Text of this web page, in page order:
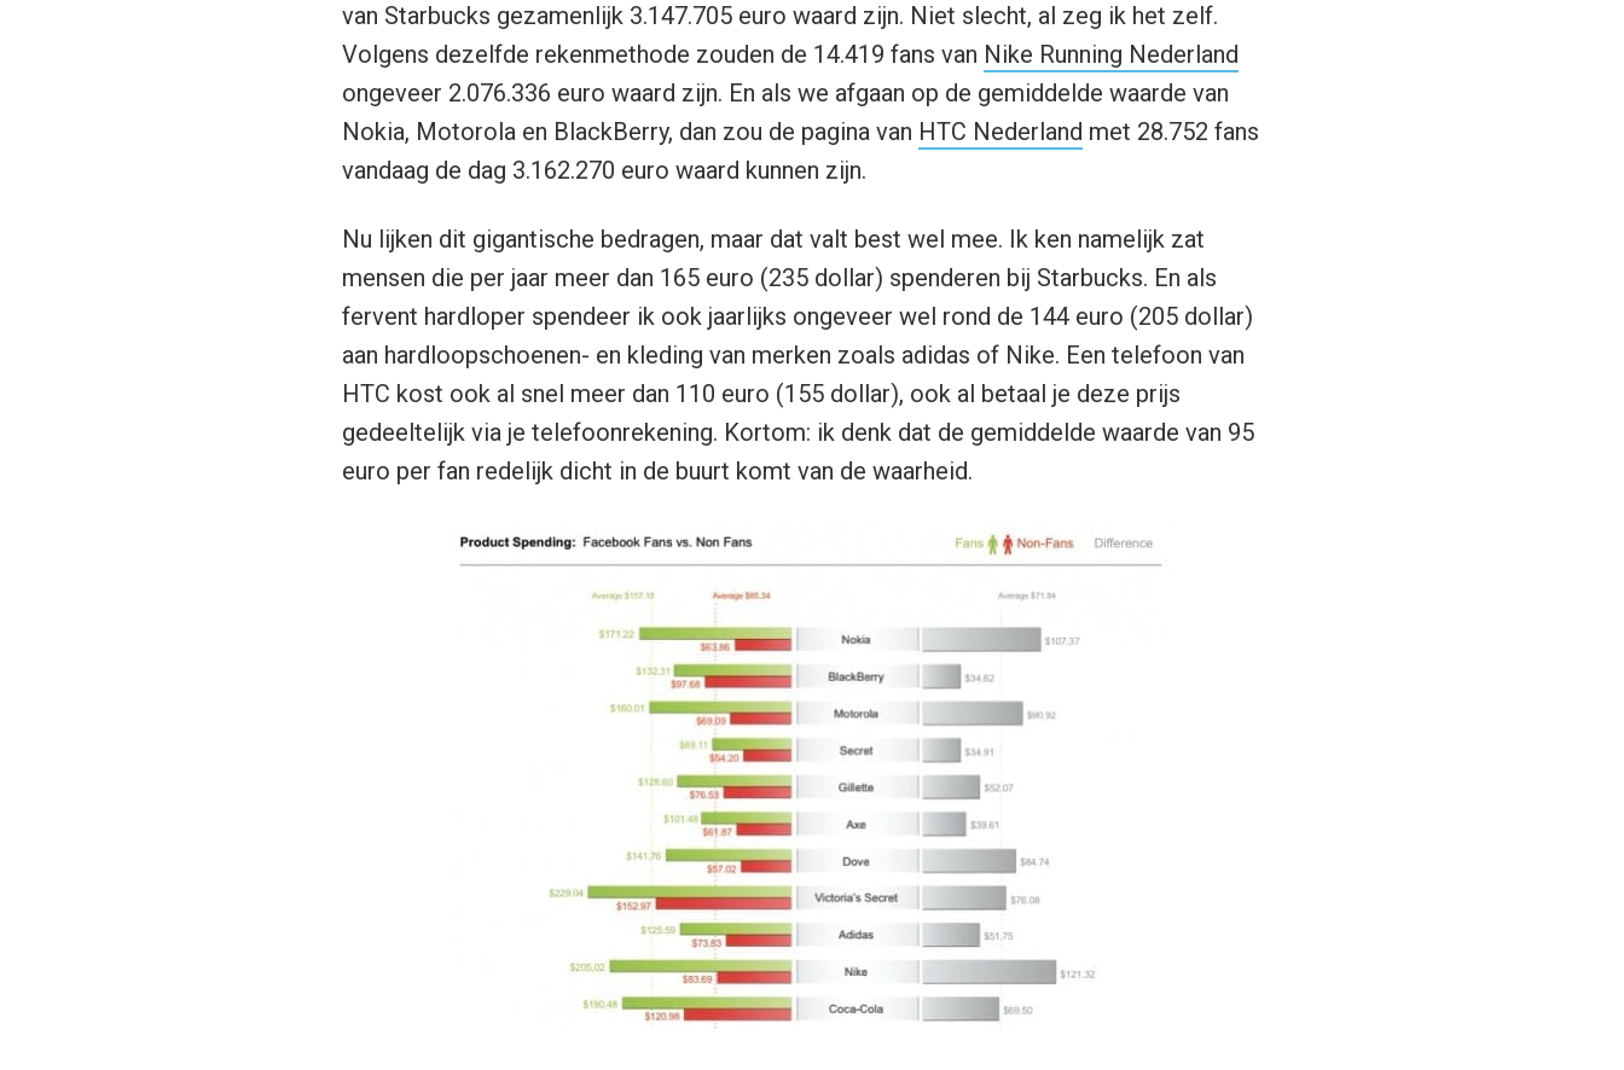
van Starbucks gezamenlijk 3.147.705 euro waard zijn. Niet slecht, al zeg ik het zelf.
Volgens dezelfde rekenmethode zouden de 14.419 fans van Nike Running Nederland
ongeveer 2.076.336 euro waard zijn. En als we afgaan op de gemiddelde waarde van
Nokia, Motorola en BlackBerry, dan zou de pagina van HTC Nederland met 28.752 fans
vandaag de dag 3.162.270 euro waard kunnen zijn.
Nu lijken dit gigantische bedragen, maar dat valt best wel mee. Ik ken namelijk zat
mensen die per jaar meer dan 165 euro (235 dollar) spenderen bij Starbucks. En als
fervent hardloper spendeer ik ook jaarlijks ongeveer wel rond de 144 euro (205 dollar)
aan hardloopschoenen- en kleding van merken zoals adidas of Nike. Een telefoon van
HTC kost ook al snel meer dan 110 euro (155 dollar), ook al betaal je deze prijs
gedeeltelijk via je telefoonrekening. Kortom: ik denk dat de gemiddelde waarde van 95
euro per fan redelijk dicht in de buurt komt van de waarheid.